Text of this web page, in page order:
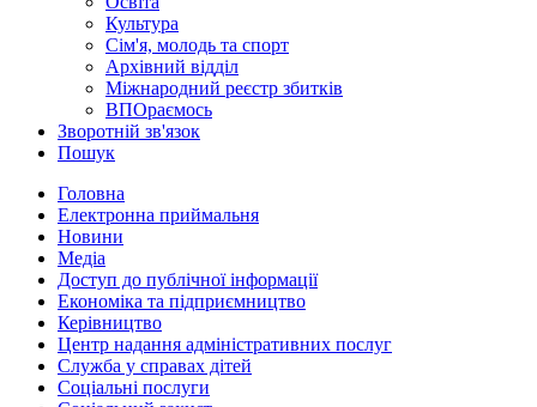
Культура
Сім'я, молодь та спорт
Архівний відділ
Міжнародний реєстр збитків
ВПОраємось
Зворотній зв'язок
Пошук
Головна
Електронна приймальня
Новини
Медіа
Доступ до публічної інформації
Економіка та підприємництво
Керівництво
Центр надання адміністративних послуг
Служба у справах дітей
Соціальні послуги